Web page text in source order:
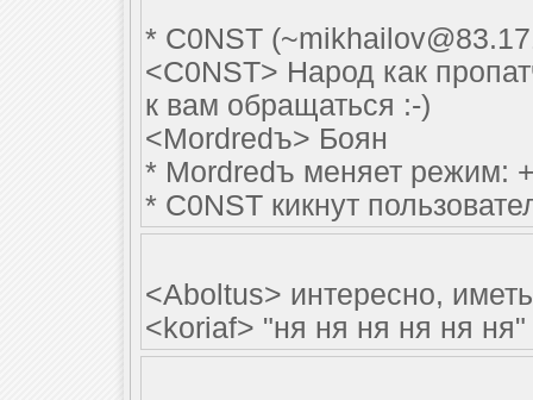
* C0NST (
<C0NST> Народ как
к вам обращаться :-)
<Mordredъ> Боян
* Mordredъ меняет режим:
* C0NST кикнут
<Aboltus> интересно,
<koriaf> "ня ня ня ня ня